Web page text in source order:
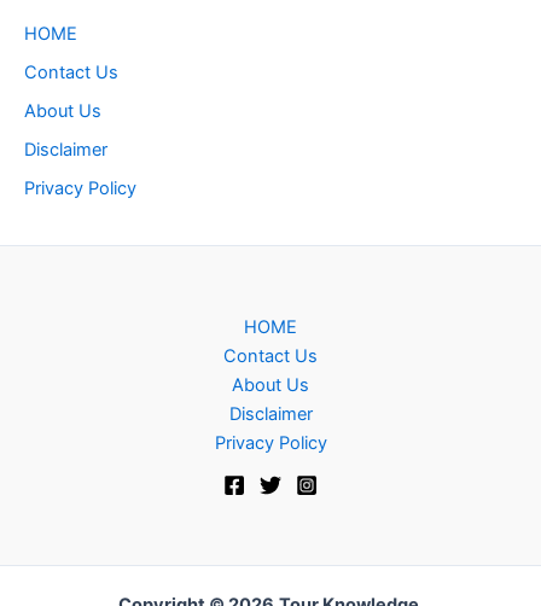
HOME
Contact Us
About Us
Disclaimer
Privacy Policy
HOME
Contact Us
About Us
Disclaimer
Privacy Policy